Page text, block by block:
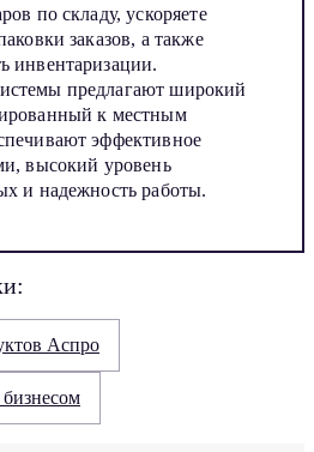
по складу, ускоряете
заказов, а также
инвентаризации.
предлагают широкий
к местным
эффективное
высокий уровень
и надежность работы.
Аспро
бизнесом